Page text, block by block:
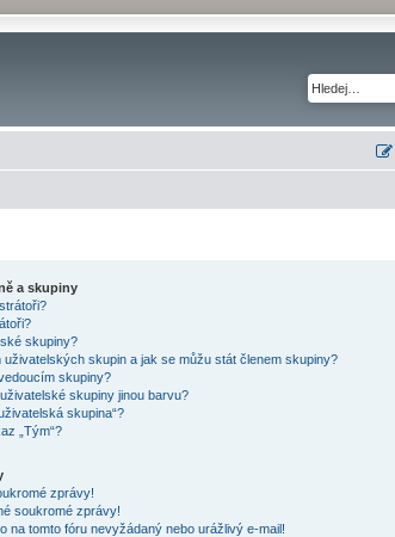
a skupiny
skupiny?
uživatelských skupin a jak se můžu stát členem skupiny?
skupiny?
skupiny jinou barvu?
skupina“?
„Tým“?
zprávy!
soukromé zprávy!
na tomto fóru nevyžádaný nebo urážlivý e-mail!